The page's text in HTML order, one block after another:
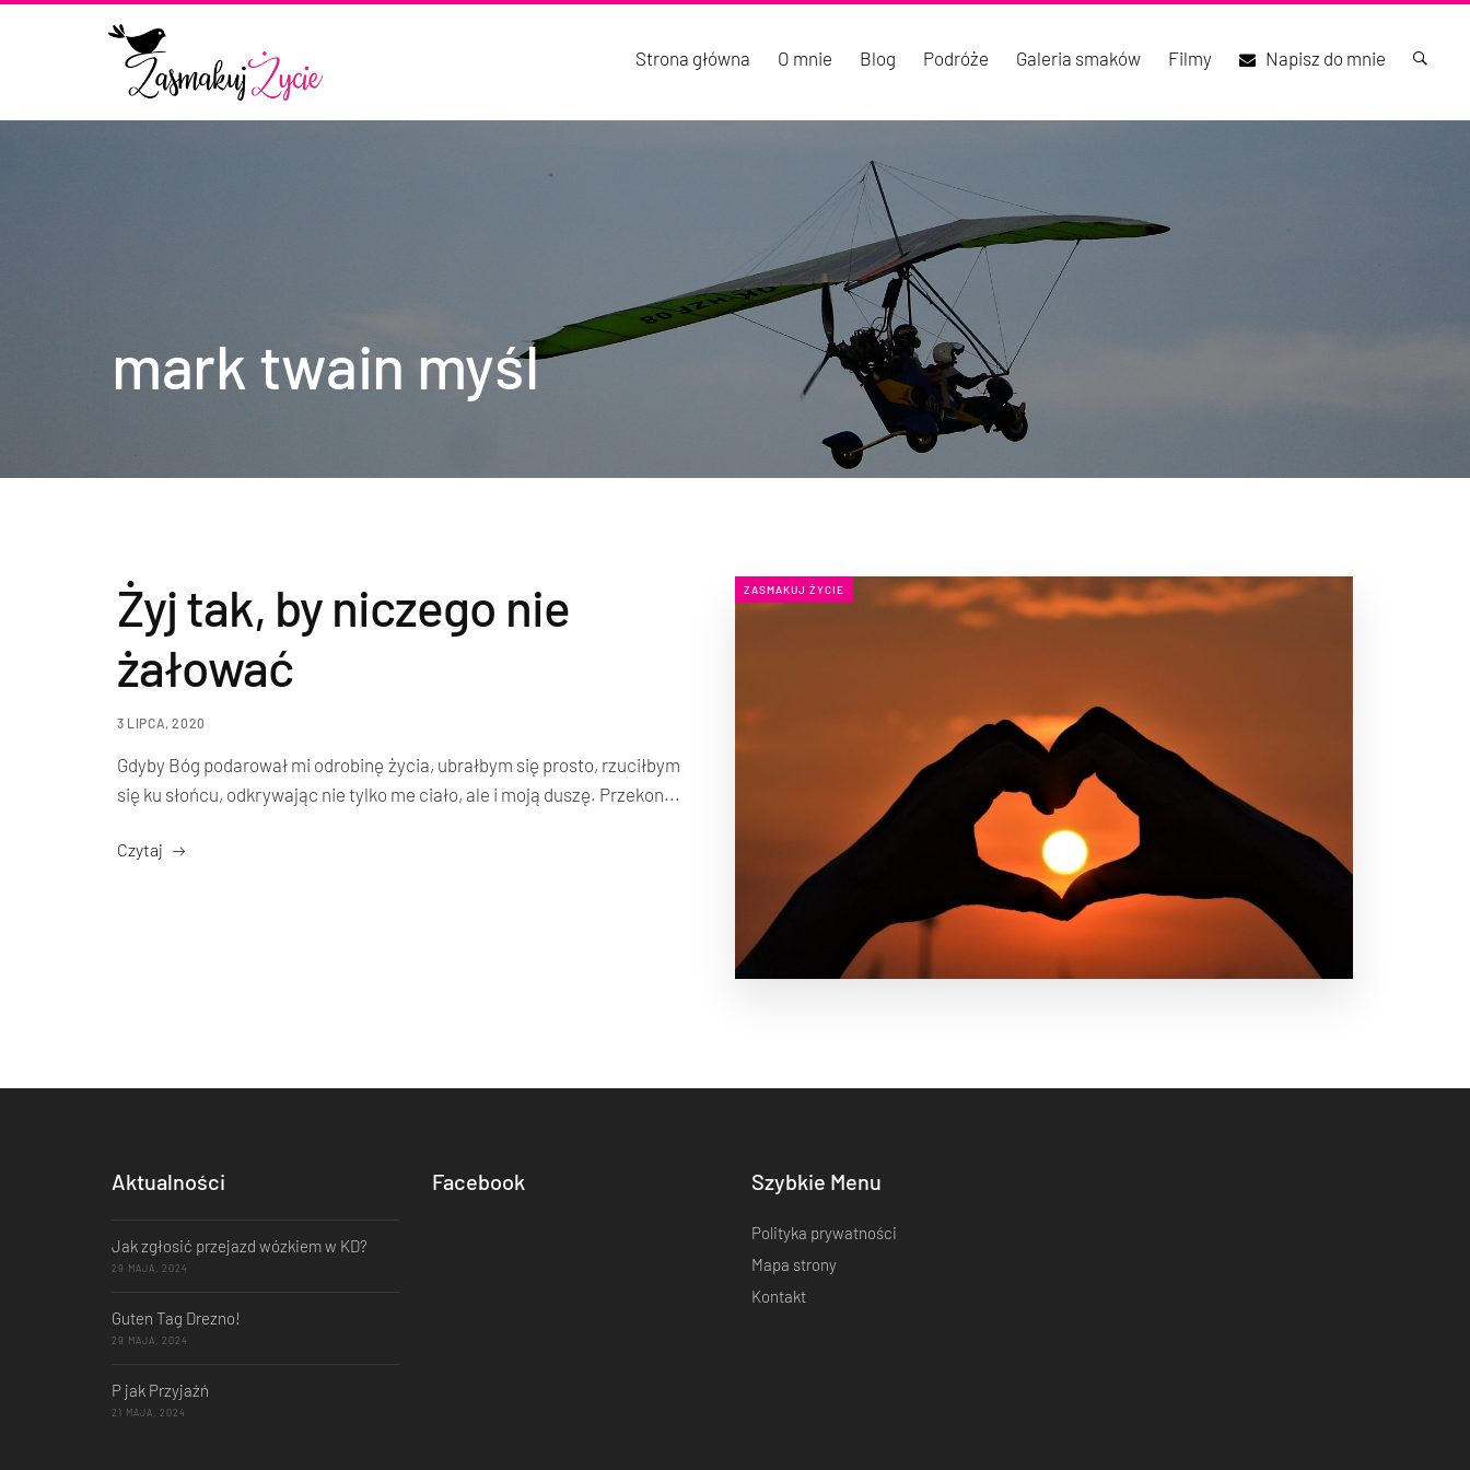
Strona główna O mnie Blog Podróże Galeria smaków Filmy Napisz do mnie
mark twain myśl
ZASMAKUJ ŻYCIE
Żyj tak, by niczego nie
żałować
3 LIPCA, 2020
Gdyby Bóg podarował mi odrobinę życia, ubrałbym się prosto, rzuciłbym
się ku słońcu, odkrywając nie tylko me ciało, ale i moją duszę. Przekon...
Czytaj
Aktualności
Jak zgłosić przejazd wózkiem w KD?
29 MAJA, 2024
Guten Tag Drezno!
29 MAJA, 2024
P jak Przyjaźń
21 MAJA, 2024
Facebook Szybkie Menu
Polityka prywatności
Mapa strony
Kontakt